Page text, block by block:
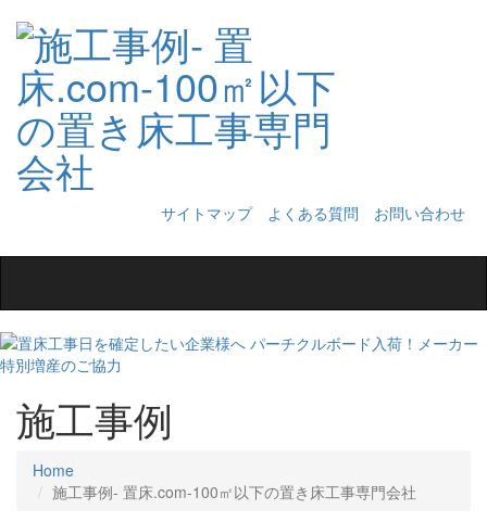
サイトマップ よくある質問
お問い合わせ
navigation
施工事例
Home
施工事例‐ 置床.com-100㎡以下の置き床工事専門会社